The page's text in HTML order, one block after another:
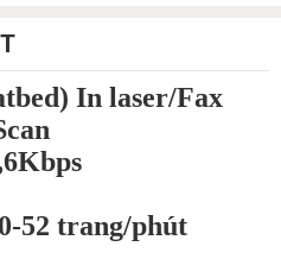
In laser/Fax
52 trang/phút